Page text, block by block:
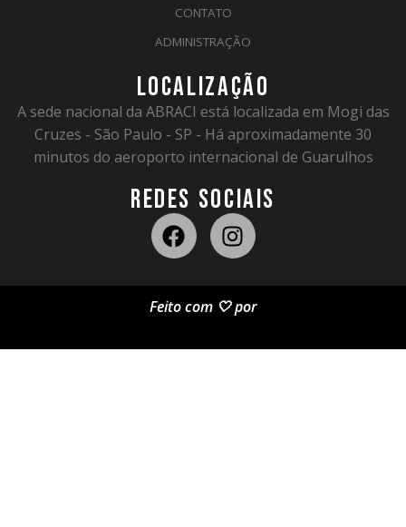
CONTATO
ADMINISTRAÇÃO
LOCALIZAÇÃO
A sede nacional da ABRACI está localizada em Mogi das
Cruzes - São Paulo - SP - Há aproximadamente 30
minutos do aeroporto internacional de Guarulhos
REDES SOCIAIS
Feito com 🤍 por